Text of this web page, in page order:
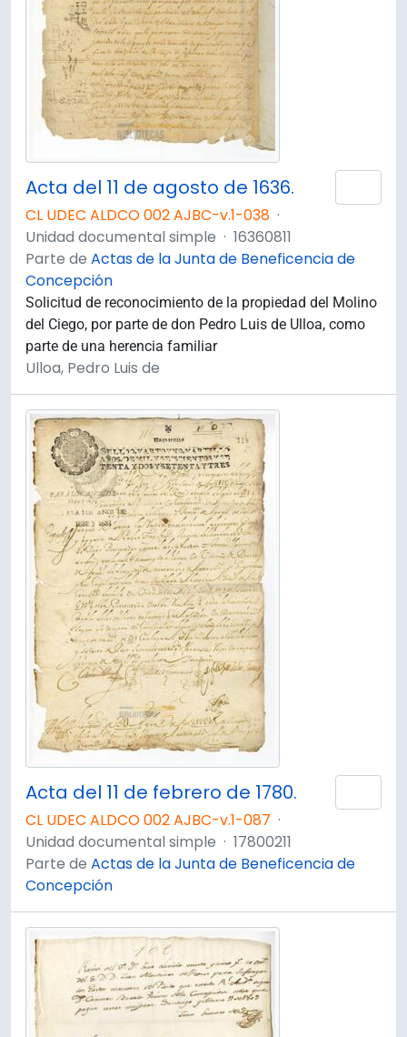
Acta del 11 de agosto de 1636.
CL UDEC ALDCO 002 AJBC-v.1-038 ·
Unidad documental simple · 16360811
Parte de Actas de la Junta de Beneficencia de
Concepción
Solicitud de reconocimiento de la propiedad del Molino
del Ciego, por parte de don Pedro Luis de Ulloa, como
parte de una herencia familiar
Ulloa, Pedro Luis de
Acta del 11 de febrero de 1780.
CL UDEC ALDCO 002 AJBC-v.1-087 ·
Unidad documental simple · 17800211
Parte de Actas de la Junta de Beneficencia de
Concepción